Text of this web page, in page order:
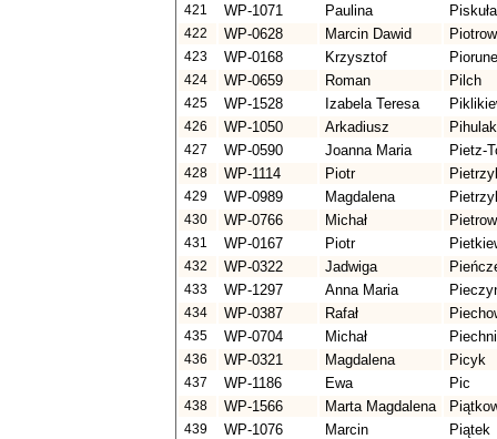
421 WP-1071 Paulina Piskuła
422 WP-0628 Marcin Dawid
423 WP-0168 Krzysztof
424 WP-0659 Roman Pilch
425 WP-1528 Izabela Teresa
426 WP-1050 Arkadiusz Pihulak
427 WP-0590 Joanna Maria Pietz-
428 WP-1114 Piotr
429 WP-0989 Magdalena
430 WP-0766 Michał
431 WP-0167 Piotr
432 WP-0322 Jadwiga
433 WP-1297 Anna Maria
434 WP-0387 Rafał
435 WP-0704 Michał
436 WP-0321 Magdalena Picyk
437 WP-1186 Ewa Pic
438 WP-1566 Marta Magdalena
439 WP-1076 Marcin Piątek